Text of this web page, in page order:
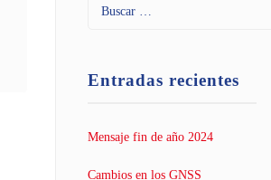
Entradas recientes
Mensaje fin de año 2024
Cambios en los GNSS